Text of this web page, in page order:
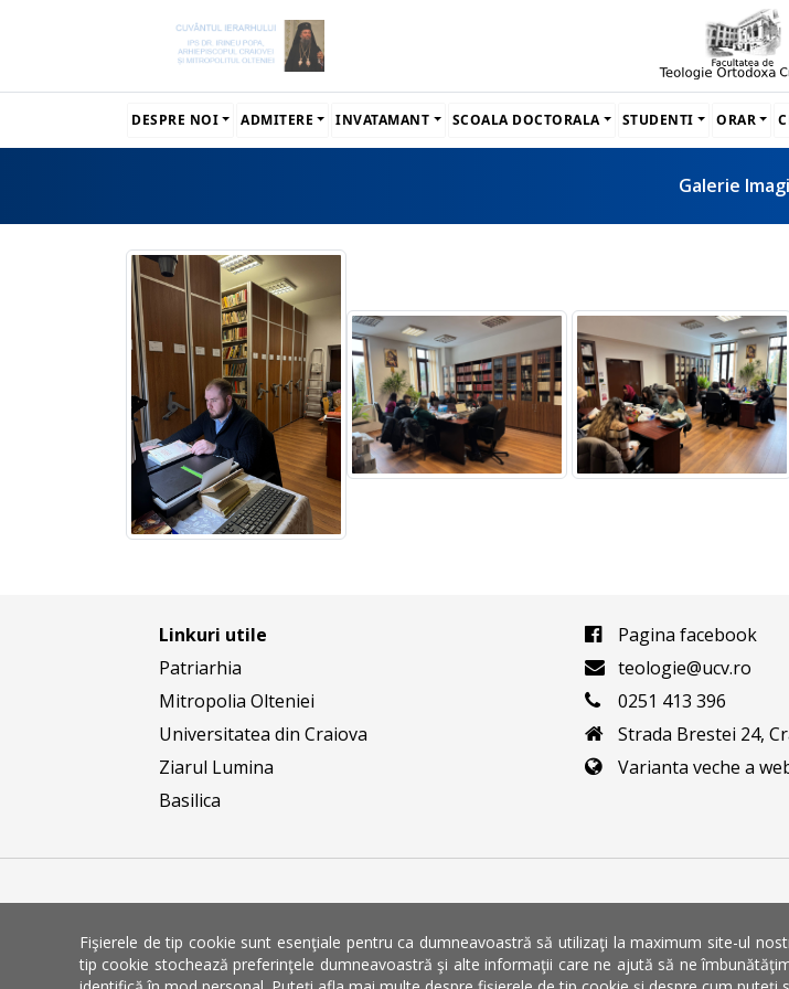
DESPRE NOI ADMITERE INVATAMANT SCOALA DOCTORALA STUDENTI ORAR
Galerie
Fişierele de tip cookie sunt esenţiale pentru ca dumneavoastră să utilizaţi la maximum site-ul
tip cookie stochează preferinţele dumneavoastră şi alte informaţii care ne ajută să ne
Linkuri utile
Patriarhia
Mitropolia Olteniei
Universitatea din Craiova
Ziarul Lumina
Basilica
Pagina facebook
teologie@ucv.ro
0251 413 396
Strada Brestei 24,
Varianta veche a
Facultatea de Teologie Ortodoxa Craiova ©
Realizat cu